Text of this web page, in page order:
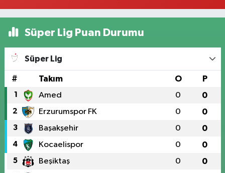
Süper Lig Puan Durumu
Süper Lig
# Takım O P
1 Amed 0 0
2 Erzurumspor FK 0 0
3 Başakşehir 0 0
4 Kocaelispor 0 0
5 Beşiktaş 0 0